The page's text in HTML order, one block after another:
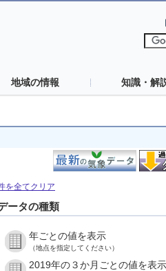
地域の情報 知識・解
を全てクリア
ータの種類
年ごとの値を表示
（地点を指定してください）
2019年の３か月ごとの値を表示